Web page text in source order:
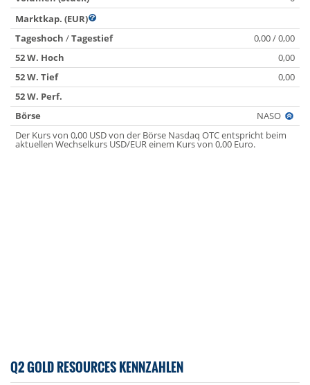
Marktkap. (EUR)
Tageshoch /Tagestief
0,00 / 0,00
52 W. Hoch
0,00
52 W. Tief
0,00
52 W. Perf.
Börse
NASO
Der Kurs von 0,00 USD von der Börse Nasdaq OTC entspricht beim
aktuellen Wechselkurs USD/EUR einem Kurs von 0,00 Euro.
Q2 GOLD RESOURCES KENNZAHLEN